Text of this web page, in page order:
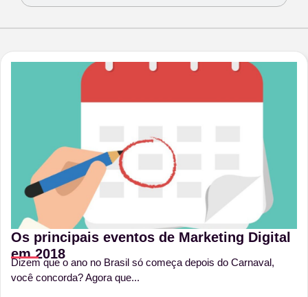
Os principais eventos de Marketing Digital
em 2018
Dizem que o ano no Brasil só começa depois do Carnaval,
você concorda? Agora que...